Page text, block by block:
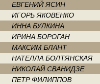
ЕВГЕНИЙ ЯСИН
ИГОРЬ ЯКОВЕНКО
ИННА БУЛКИНА
ИРИНА БОРОГАН
МАКСИМ БЛАНТ
НАТЕЛЛА БОЛТЯНСКАЯ
НИКОЛАЙ СВАНИДЗЕ
ПЕТР ФИЛИППОВ